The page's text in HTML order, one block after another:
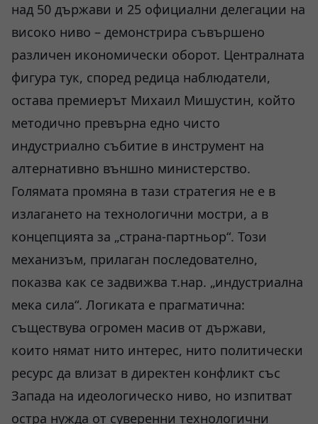
над 50 държави и 25 официални делегации на
високо ниво – демонстрира съвършено
различен икономически оборот. Централната
фигура тук, според редица наблюдатели,
остава премиерът Михаил Мишустин, който
методично превърна едно чисто
индустриално събитие в инструмент на
алтернативно външно министерство.
Голямата промяна в тази стратегия не е в
излагането на технологични мостри, а в
концепцията за „страна-партньор“. Този
механизъм, прилаган последователно,
показва как се задвижва т.нар. „индустриална
мека сила“. Логиката е прагматична:
съществува огромен масив от държави,
които нямат нито интерес, нито политически
ресурс да влизат в директен конфликт със
Запада на идеологическо ниво, но изпитват
остра нужда от суверенни технологични